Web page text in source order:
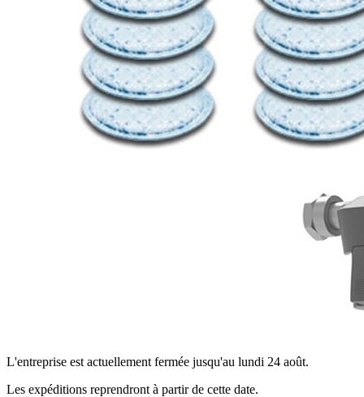
L'entreprise est actuellement fermée jusqu'au lundi 24 août.
Les expéditions reprendront à partir de cette date.